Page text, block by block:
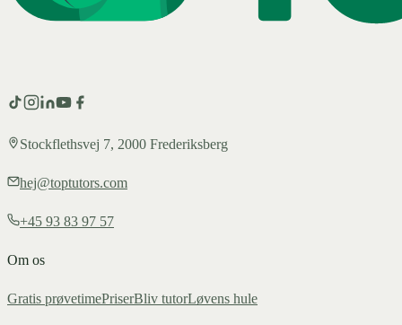
Stockflethsvej 7, 2000 Frederiksberg
hej@toptutors.com
+45 93 83 97 57
Om os
Gratis prøvetimePriserBliv tutorLøvens hule